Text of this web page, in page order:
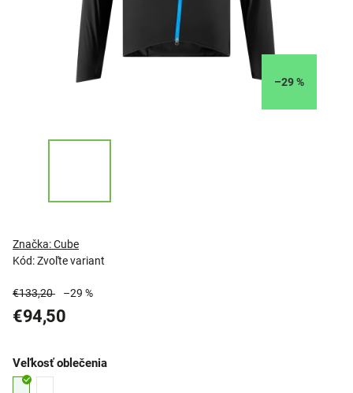
–29 %
Kód:Zvoľte variant
Značka:Cube
€133,20 –29 %
€94,50
Veľkosť oblečenia